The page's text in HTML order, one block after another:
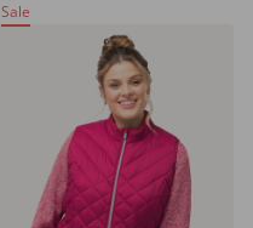
Sale